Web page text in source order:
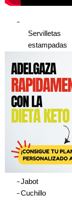
–
Servilletas
estampadas
–Jabot
–Cuchillo